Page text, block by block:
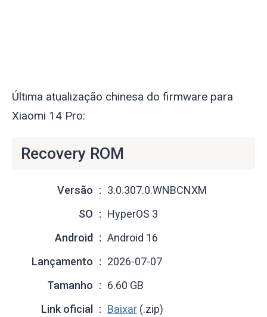
Última atualização chinesa do firmware para
Xiaomi 14 Pro:
Recovery ROM
Versão
3.0.307.0.WNBCNXM
SO
HyperOS 3
Android
Android 16
Lançamento
2026-07-07
Tamanho
6.60 GB
Link oficial
Baixar (.zip)